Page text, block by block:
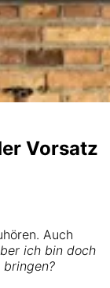
Vorsatz
Auch
ich bin doch